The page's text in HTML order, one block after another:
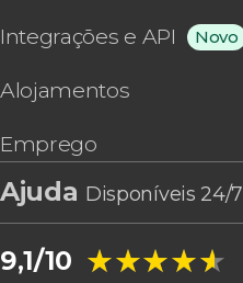
Integrações e API Novo
Alojamentos
Emprego
Ajuda Disponíveis 24/7
9,1/10 ★★★★★
★★★★★